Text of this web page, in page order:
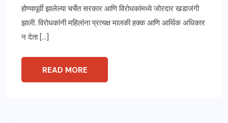
होण्यापूर्वी झालेल्या चर्चेत सरकार आणि विरोधकांमध्ये जोरदार खडाजंगी
झाली. विरोधकांनी महिलांना प्रत्यक्ष मालकी हक्क आणि आर्थिक अधिकार
न देता […]
READ MORE